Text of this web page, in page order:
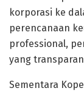
korporasi ke
perencanaan
professional,
yang transparan
Sementara